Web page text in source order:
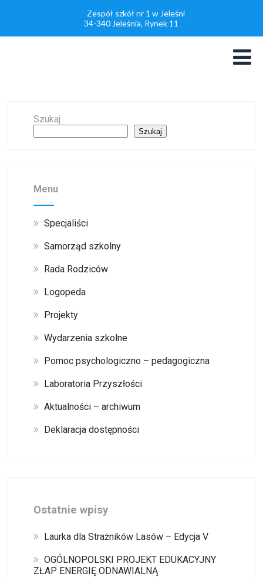
Zespół szkół nr 1 w Jeleśni
34-340 Jeleśnia, Rynek 11
Szukaj
Szukaj
Menu
Specjaliści
Samorząd szkolny
Rada Rodziców
Logopeda
Projekty
Wydarzenia szkolne
Pomoc psychologiczno – pedagogiczna
Laboratoria Przyszłości
Aktualności – archiwum
Deklaracja dostępności
Ostatnie wpisy
Laurka dla Strażników Lasów – Edycja V
OGÓLNOPOLSKI PROJEKT EDUKACYJNY
ZŁAP ENERGIĘ ODNAWIALNĄ